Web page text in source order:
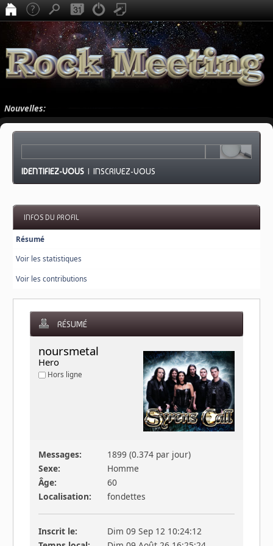
Nouvelles:
IDENTIFIEZ-VOUS |INSCRIVEZ-VOUS
INFOS DU PROFIL
Résumé
Voir les statistiques
Voir les contributions
RÉSUMÉ
noursmetal
Hero
Hors ligne
Messages:
1899 (0.374 par jour)
Sexe:
Homme
Âge:
60
Localisation:
fondettes
Inscrit le:
Dim 09 Sep 12 10:24:12